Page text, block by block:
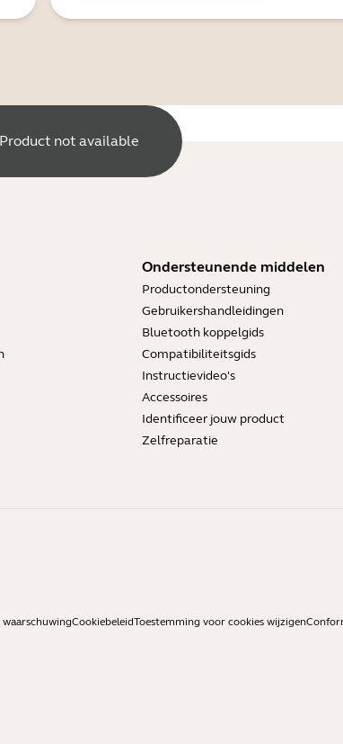
Product not available
Ondersteunende middelen
Productondersteuning
Gebruikershandleidingen
Bluetooth koppelgids
Compatibiliteitsgids
Instructievideo's
Accessoires
Identificeer jouw product
Zelfreparatie
CookiebeleidToestemming voor cookies wijzigen